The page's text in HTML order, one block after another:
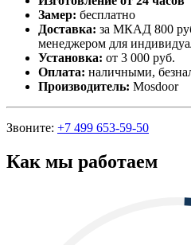
Замер: бесплатно
Доставка: за МКАД 800
менеджером для
Установка: от 3 000 руб.
Оплата: наличными,
Производитель: Mosdoor
Звоните: +7 499 653-59-50
Как мы работаем